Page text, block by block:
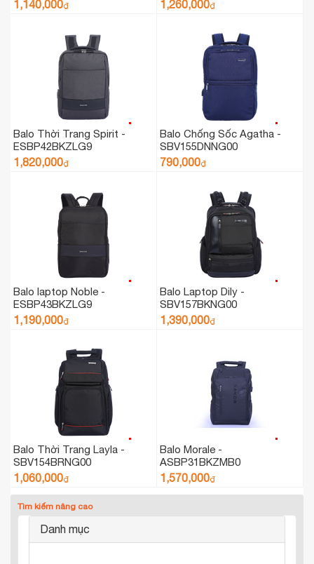
1,140,000₫ 1,260,000₫
Balo Thời Trang Spirit -
ESBP42BKZLG9
1,820,000₫
Balo Chống Sốc Agatha -
SBV155DNNG00
790,000₫
Balo laptop Noble -
ESBP43BKZLG9
1,190,000₫
Balo Laptop Dily -
SBV157BKNG00
1,390,000₫
Balo Thời Trang Layla -
SBV154BRNG00
1,060,000₫
Balo Morale -
ASBP31BKZMB0
1,570,000₫
Tìm kiếm nâng cao
Danh mục